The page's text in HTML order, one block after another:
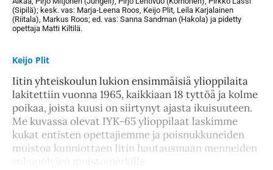
(Sipilä); kesk. vas: Marja-Leena Roos, Keijo Plit, Leila Karjalainen
(Riitala), Markus Roos; ed. vas: Sanna Sandman (Hakola) ja pidetty
opettaja Matti Kiltilä.
Keijo Plit
Iitin yhteiskoulun lukion ensimmäisiä ylioppilaita
lakitettiin vuonna 1965, kaikkiaan 18 tyttöä ja kolme
poikaa, joista kuusi on siirtynyt ajasta ikuisuuteen.
Me kuvassa olevat IYK-65 ylioppilaat laskimme
kukat entisten opettajiemme ja poisnukkuneiden
muistoa kunniottaen Iitin hautausmaan menneiden
sukupolvien muistomerkille.